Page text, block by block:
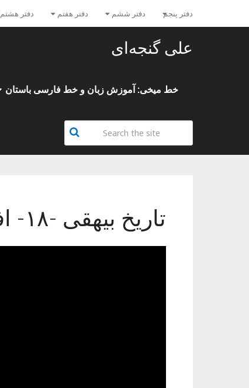
دفتر پنجم دفتر ششم دفتر هفتم دفتر هشتم
علی گنجه‌ای
خط میخی: آموزش زبان و خط فارسی باستان
تاریخ بیهقی -۱۸- افشین و بودلف